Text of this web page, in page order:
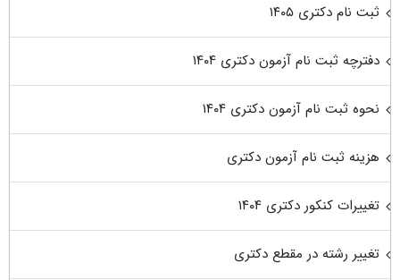
ثبت نام دکتری ۱۴۰۵
دفترچه ثبت نام آزمون دکتری ۱۴۰۴
نحوه ثبت نام آزمون دکتری ۱۴۰۴
هزینه ثبت نام آزمون دکتری
تغییرات کنکور دکتری ۱۴۰۴
تغییر رشته در مقطع دکتری